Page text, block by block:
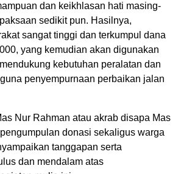
dan keikhlasan hati masing-
sedikit pun. Hasilnya,
sangat tinggi dan terkumpul dana
yang kemudian akan digunakan
kebutuhan peralatan dan
penyempurnaan perbaikan jalan
Nur Rahman atau akrab disapa Mas
donasi sekaligus warga
tanggapan serta
dan mendalam atas